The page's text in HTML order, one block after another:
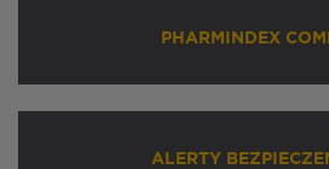
PHARMINDEX
ALERTY